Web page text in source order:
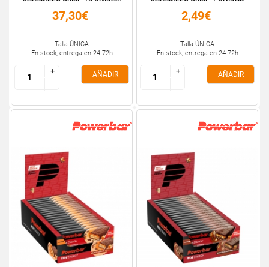
37,30€
Talla ÚNICA
En stock, entrega en 24-72h
+
-
+
-
AÑADIR
2,49€
Talla ÚNICA
En stock, entrega en 24-72h
+
-
+
-
AÑADIR